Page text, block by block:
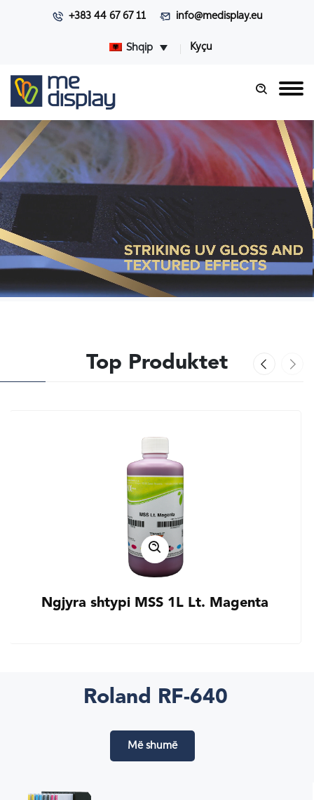
+383 44 67 67 11 info@medisplay.eu
Shqip Kyçu
Top Produktet
Ngjyra shtypi MSS 1L Lt. Magenta
Roland RF-640
Më shumë